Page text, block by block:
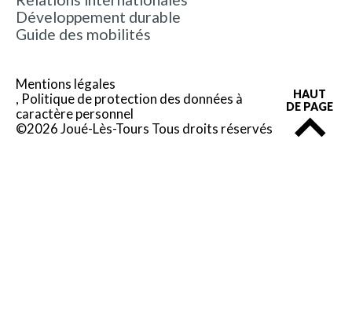
Développement durable
Guide des mobilités
Mentions légales
Politique de protection des données à
caractère personnel
©2026 Joué-Lès-Tours Tous droits réservés
HAUT
DE PAGE